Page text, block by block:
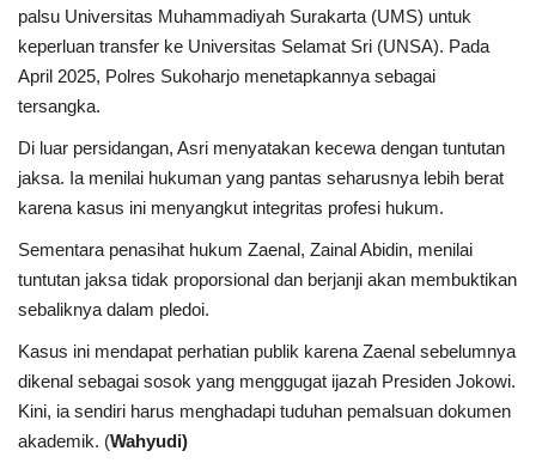
Gallery
Politik
Daerah
Kepri
Pariwisata
Sulawesi Utara (Sulut)
palsu Universitas Muhammadiyah Surakarta (UMS) untuk
keperluan transfer ke Universitas Selamat Sri (UNSA). Pada
April 2025, Polres Sukoharjo menetapkannya sebagai
tersangka.
Di luar persidangan, Asri menyatakan kecewa dengan tuntutan
jaksa. Ia menilai hukuman yang pantas seharusnya lebih berat
karena kasus ini menyangkut integritas profesi hukum.
Sementara penasihat hukum Zaenal, Zainal Abidin, menilai
tuntutan jaksa tidak proporsional dan berjanji akan membuktikan
sebaliknya dalam pledoi.
Kasus ini mendapat perhatian publik karena Zaenal sebelumnya
dikenal sebagai sosok yang menggugat ijazah Presiden Jokowi.
Kini, ia sendiri harus menghadapi tuduhan pemalsuan dokumen
akademik. (Wahyudi)